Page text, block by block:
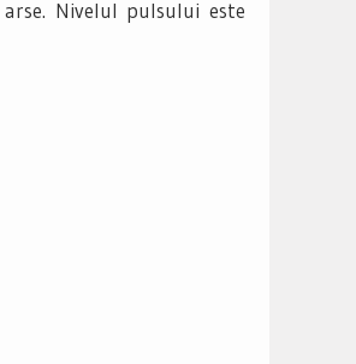
Nivelul pulsului este